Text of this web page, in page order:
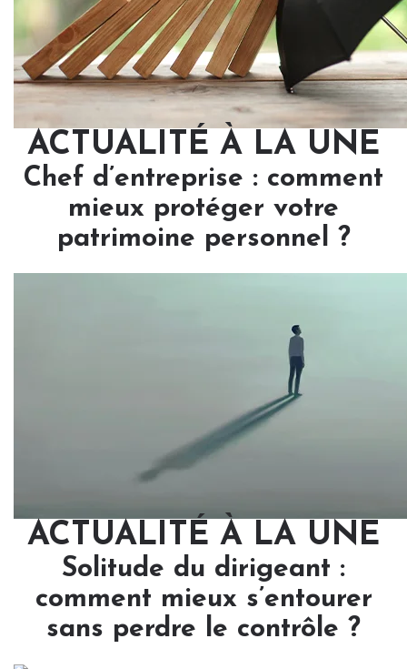
ACTUALITÉ À LA UNE
Chef d’entreprise : comment
mieux protéger votre
patrimoine personnel ?
ACTUALITÉ À LA UNE
Solitude du dirigeant :
comment mieux s’entourer
sans perdre le contrôle ?